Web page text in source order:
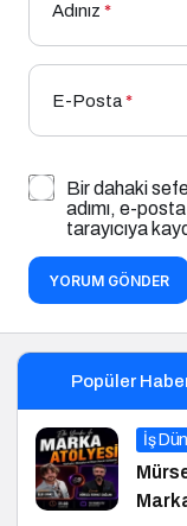
Adınız *
E-Posta*
Bir dahaki
adımı, e-
tarayıcıya
YORUM GÖNDER
Popüler
İş